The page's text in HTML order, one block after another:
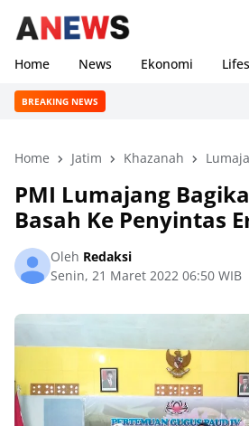
Home News Ekonomi
BREAKING NEWS
Home Jatim Khazanah
PMI Lumajang
Basah Ke Penyintas
Oleh Redaksi
Senin, 21 Maret 2022 06:50 WIB